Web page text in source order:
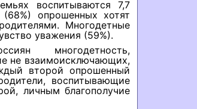
воспитываются 7,7
опрошенных хотят
Многодетные
уважения (59%).
многодетность,
не взаимоисключающих,
второй опрошенный
воспитывающие
личным благополучие